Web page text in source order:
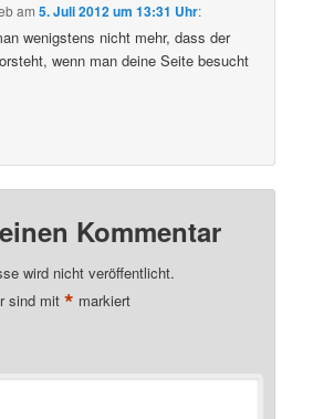
am5. Juli 2012 um 13:31 Uhr:
wenigstens nicht mehr, dass der
wenn man deine Seite besucht
Kommentar
wird nicht veröffentlicht.
sind mit* markiert